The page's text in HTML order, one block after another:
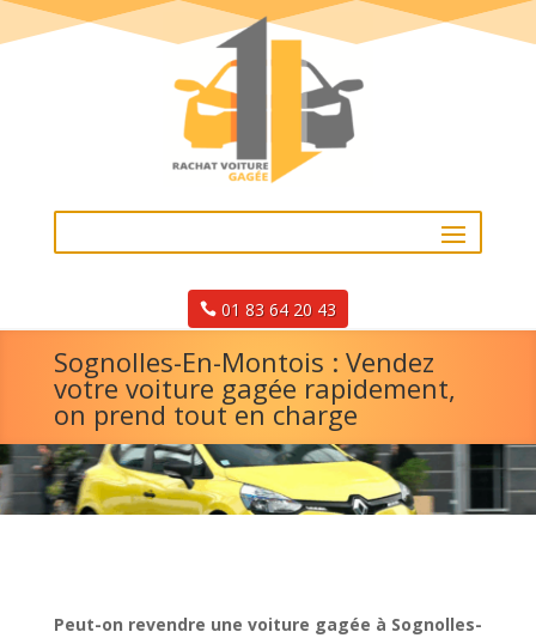
01 83 64 20 43
Sognolles-En-Montois : Vendez
votre voiture gagée rapidement,
on prend tout en charge
Peut-on revendre une voiture gagée à Sognolles-